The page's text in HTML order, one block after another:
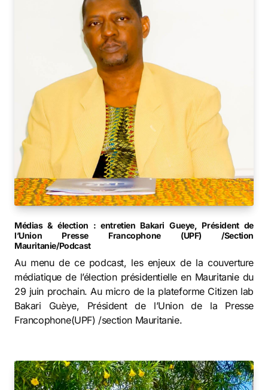
Médias & élection : entretien Bakari Gueye, Président de
l’Union Presse Francophone (UPF) /Section
Mauritanie/Podcast
Au menu de ce podcast, les enjeux de la couverture
médiatique de l’élection présidentielle en Mauritanie du
29 juin prochain. Au micro de la plateforme Citizen lab
Bakari Guèye, Président de l’Union de la Presse
Francophone(UPF) /section Mauritanie.